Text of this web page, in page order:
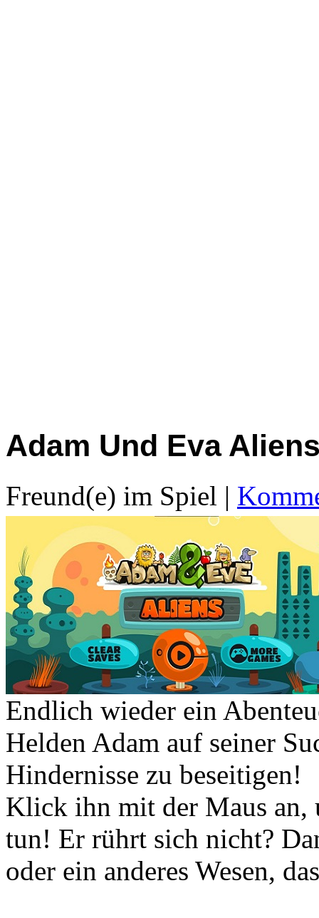
Adam Und Eva
Freund(e) im Spiel |
Endlich wieder ein
Helden Adam auf seiner
Hindernisse zu beseitigen!
Klick ihn mit der Maus an,
tun! Er rührt sich nicht?
oder ein anderes Wesen,